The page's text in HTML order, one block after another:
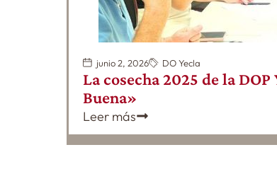
junio 2, 2026 DO Yecla
La cosecha 2025 de la
Buena»
Leer más